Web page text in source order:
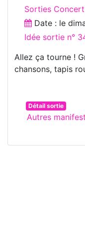
Sorties
Date : le
Idée sortie n°
Allez ça tourne !
chansons, tapis
Détail sortie
Autres